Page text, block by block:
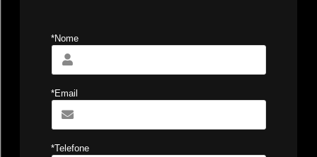
*Nome
*Email
*Telefone